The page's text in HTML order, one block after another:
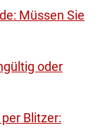
Müssen Sie
oder
Blitzer: